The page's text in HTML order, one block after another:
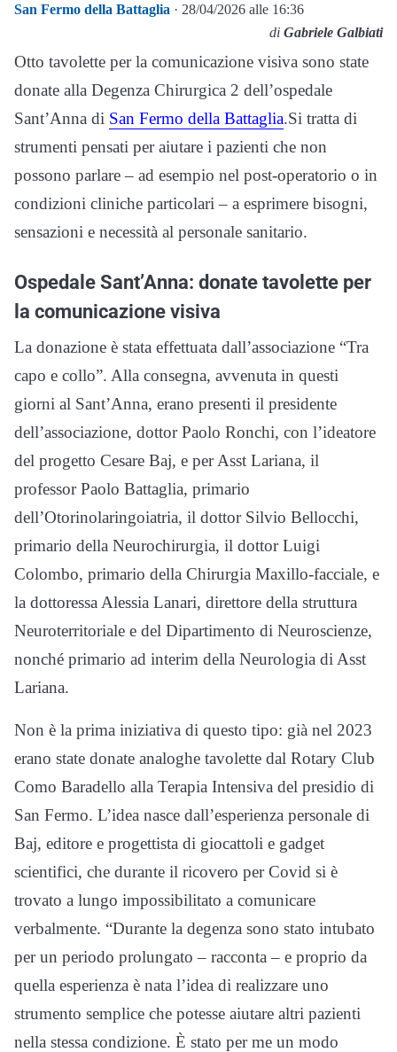
San Fermo della Battaglia · 28/04/2026 alle 16:36
di Gabriele Galbiati
Otto tavolette per la comunicazione visiva sono state
donate alla Degenza Chirurgica 2 dell’ospedale
Sant’Anna di San Fermo della Battaglia.Si tratta di
strumenti pensati per aiutare i pazienti che non
possono parlare – ad esempio nel post-operatorio o in
condizioni cliniche particolari – a esprimere bisogni,
sensazioni e necessità al personale sanitario.
Ospedale Sant’Anna: donate tavolette per
la comunicazione visiva
La donazione è stata effettuata dall’associazione “Tra
capo e collo”. Alla consegna, avvenuta in questi
giorni al Sant’Anna, erano presenti il presidente
dell’associazione, dottor Paolo Ronchi, con l’ideatore
del progetto Cesare Baj, e per Asst Lariana, il
professor Paolo Battaglia, primario
dell’Otorinolaringoiatria, il dottor Silvio Bellocchi,
primario della Neurochirurgia, il dottor Luigi
Colombo, primario della Chirurgia Maxillo-facciale, e
la dottoressa Alessia Lanari, direttore della struttura
Neuroterritoriale e del Dipartimento di Neuroscienze,
nonché primario ad interim della Neurologia di Asst
Lariana.
Non è la prima iniziativa di questo tipo: già nel 2023
erano state donate analoghe tavolette dal Rotary Club
Como Baradello alla Terapia Intensiva del presidio di
San Fermo. L’idea nasce dall’esperienza personale di
Baj, editore e progettista di giocattoli e gadget
scientifici, che durante il ricovero per Covid si è
trovato a lungo impossibilitato a comunicare
verbalmente. “Durante la degenza sono stato intubato
per un periodo prolungato – racconta – e proprio da
quella esperienza è nata l’idea di realizzare uno
strumento semplice che potesse aiutare altri pazienti
nella stessa condizione. È stato per me un modo